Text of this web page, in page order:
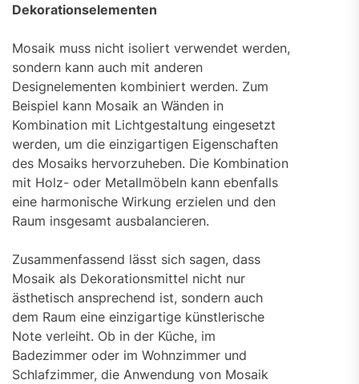
Dekorationselementen
Mosaik muss nicht isoliert verwendet werden,
sondern kann auch mit anderen
Designelementen kombiniert werden. Zum
Beispiel kann Mosaik an Wänden in
Kombination mit Lichtgestaltung eingesetzt
werden, um die einzigartigen Eigenschaften
des Mosaiks hervorzuheben. Die Kombination
mit Holz- oder Metallmöbeln kann ebenfalls
eine harmonische Wirkung erzielen und den
Raum insgesamt ausbalancieren.
Zusammenfassend lässt sich sagen, dass
Mosaik als Dekorationsmittel nicht nur
ästhetisch ansprechend ist, sondern auch
dem Raum eine einzigartige künstlerische
Note verleiht. Ob in der Küche, im
Badezimmer oder im Wohnzimmer und
Schlafzimmer, die Anwendung von Mosaik